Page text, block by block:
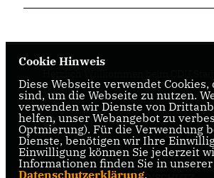
Dülmen
Cookie Hinweis
Diese Webseite verwendet
sind, um die Webseite zu nutzen.
verwenden wir Dienste von
helfen, unser Webangebot zu
Optmierung). Für die Verwendung
Dienste, benötigen wir Ihre
Einwilligung können Sie jederzeit
Informationen finden Sie in unserer
Datenschutzerklärung.